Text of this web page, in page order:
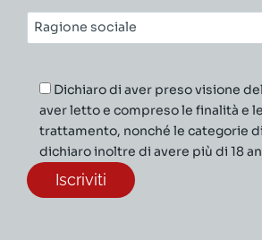
Ragione
sociale*
Dichiaro di aver preso visione
aver letto e compreso le finalità e
trattamento, nonché le categorie
dichiaro inoltre di avere più di 18